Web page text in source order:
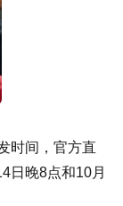
时间，官方直
日晚8点和10月